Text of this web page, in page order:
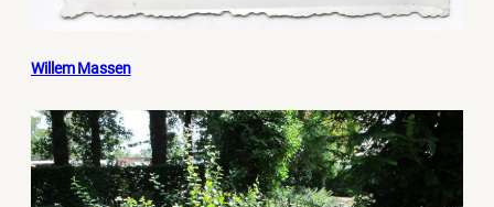
Willem Massen